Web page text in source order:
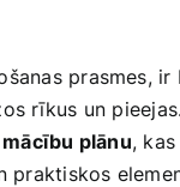
prasmes, ir
rīkus un
plānu,
praktiskos​